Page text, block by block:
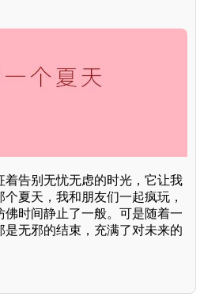
着告别无忧无虑的时光，它让我
夏天，我和朋友们一起疯玩，
时间静止了一般。可是随着一
无邪的结束，充满了对未来的